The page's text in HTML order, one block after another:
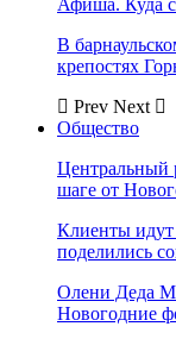
Афиша. Куда
В
крепостях
Prev Next
Общество
Центральный
шаге от
Клиенты
поделились
Олени Деда
Новогодние